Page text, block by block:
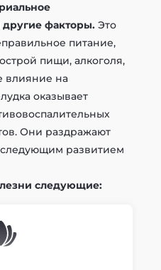
факторы. Это
питание,
пищи, алкоголя,
влияние на
оказывает
Они раздражают
развитием
следующие: